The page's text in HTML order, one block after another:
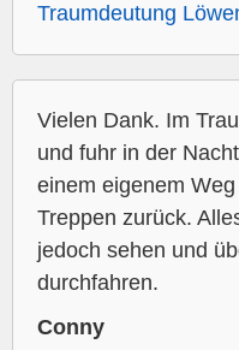
Traumdeutung
Vielen Dank. Im
und fuhr in der
einem eigenem
Treppen zurück.
jedoch sehen und
durchfahren.
Conny